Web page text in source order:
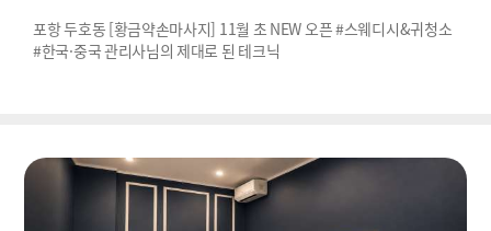
포항 두호동 [황금약손마사지] 11월 초 NEW 오픈 #스웨디시&귀청소
#한국·중국 관리사님의 제대로 된 테크닉